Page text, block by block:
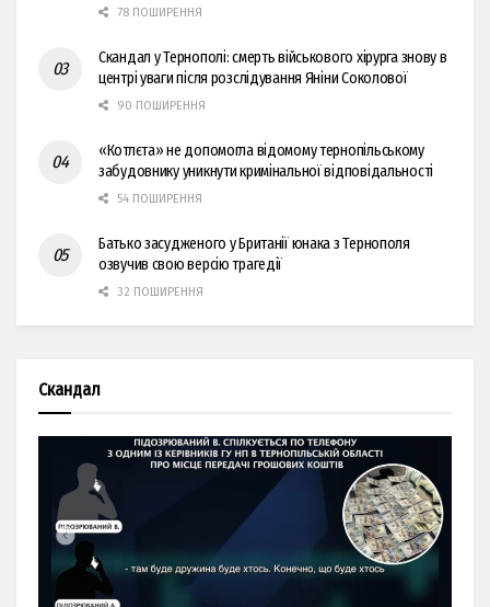
78 ПОШИРЕННЯ
Скандал у Тернополі: смерть військового хірурга знову в
центрі уваги після розслідування Яніни Соколової
90 ПОШИРЕННЯ
«Котлєта» не допомогла відомому тернопільському
забудовнику уникнути кримінальної відповідальності
54 ПОШИРЕННЯ
Батько засудженого у Британії юнака з Тернополя
озвучив свою версію трагедії
32 ПОШИРЕННЯ
Скандал